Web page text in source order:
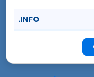
.INFO